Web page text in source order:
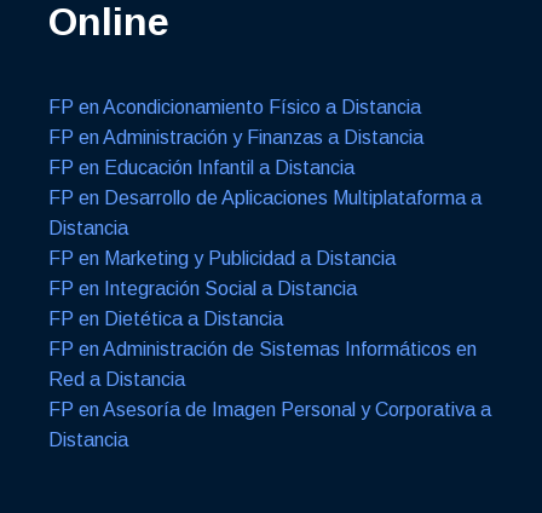
Online
FP en Acondicionamiento Físico a Distancia
FP en Administración y Finanzas a Distancia
FP en Educación Infantil a Distancia
FP en Desarrollo de Aplicaciones Multiplataforma a
Distancia
FP en Marketing y Publicidad a Distancia
FP en Integración Social a Distancia
FP en Dietética a Distancia
FP en Administración de Sistemas Informáticos en
Red a Distancia
FP en Asesoría de Imagen Personal y Corporativa a
Distancia